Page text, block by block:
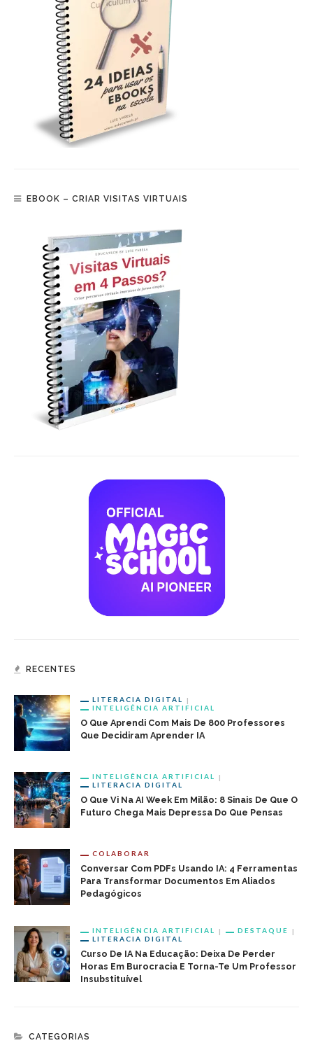
EBOOK – CRIAR VISITAS VIRTUAIS
RECENTES
LITERACIA DIGITAL
INTELIGÊNCIA ARTIFICIAL
O Que Aprendi Com Mais De 800 Professores
Que Decidiram Aprender IA
INTELIGÊNCIA ARTIFICIAL
LITERACIA DIGITAL
O Que Vi Na AI Week Em Milão: 8 Sinais De Que O
Futuro Chega Mais Depressa Do Que Pensas
COLABORAR
Conversar Com PDFs Usando IA: 4 Ferramentas
Para Transformar Documentos Em Aliados
Pedagógicos
INTELIGÊNCIA ARTIFICIAL
DESTAQUE
LITERACIA DIGITAL
Curso De IA Na Educação: Deixa De Perder
Horas Em Burocracia E Torna-Te Um Professor
Insubstituível
CATEGORIAS